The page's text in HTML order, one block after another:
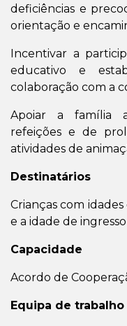
deficiências e
orientação e
Incentivar a
educativo e
colaboração com a
Apoiar a família
refeições e de
atividades de
Destinatários
Crianças com
e a idade de
Capacidade
Acordo de
Equipa de trabalho